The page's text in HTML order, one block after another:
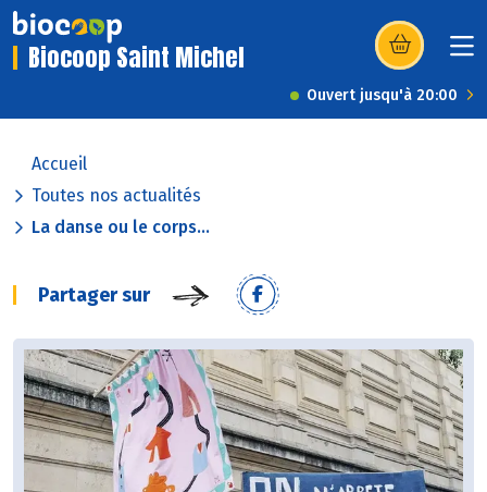
Biocoop Saint Michel (s’ouvre dans
Ouvert jusqu'à 20:00
Accueil
Toutes nos actualités
La danse ou le corps...
Partager sur